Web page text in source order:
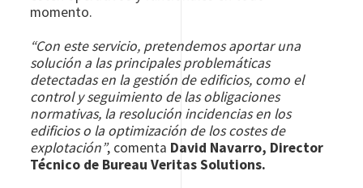
momento.
“Con este servicio, pretendemos aportar una
solución a las principales problemáticas
detectadas en la gestión de edificios, como el
control y seguimiento de las obligaciones
normativas, la resolución incidencias en los
edificios o la optimización de los costes de
explotación”, comenta David Navarro, Director
Técnico de Bureau Veritas Solutions.